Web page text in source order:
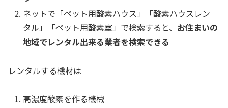
ネットで「ペット用酸素ハウス」「酸素ハウスレン
タル」「ペット用酸素室」で検索すると、 お住まいの
地域でレンタル出来る業者を検索できる
レンタルする機材は
高濃度酸素を作る機械